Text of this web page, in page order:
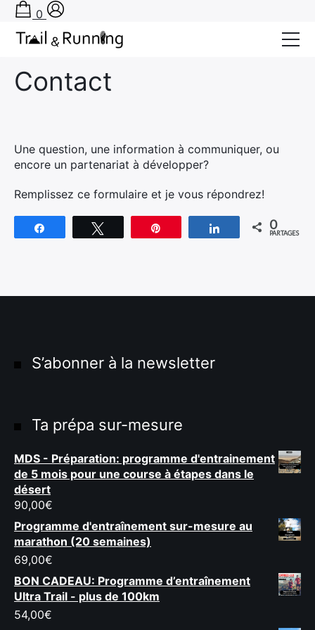
Contact
Contact
Une question, une information à communiquer, ou
encore un partenariat à développer?
Remplissez ce formulaire et je vous répondrez!
Partagez Tweetez Partagez 0
PARTAGES
0
Conseils
Bons plans
Actu Running
TA PRÉPA SUR-MESURE
S’abonner à la newsletter
Ta prépa sur-mesure
MDS - Préparation: programme d'entrainement
de 5 mois pour une course à étapes dans le
désert
90,00€
Programme d'entraînement sur-mesure au
marathon (20 semaines)
69,00€
BON CADEAU: Programme d’entraînement
Ultra Trail - plus de 100km
54,00€
Rechercher
: